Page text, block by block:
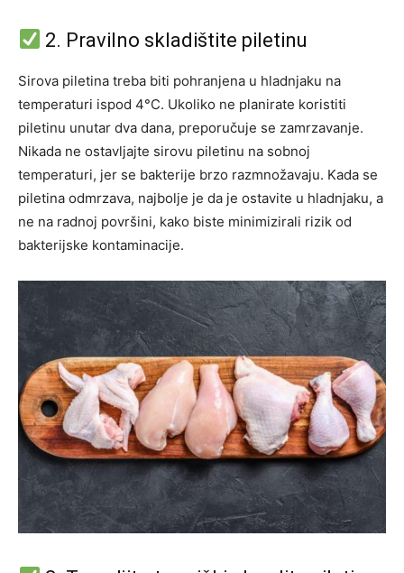
2. Pravilno skladištite piletinu
Sirova piletina treba biti pohranjena u hladnjaku na
temperaturi ispod 4°C. Ukoliko ne planirate koristiti
piletinu unutar dva dana, preporučuje se zamrzavanje.
Nikada ne ostavljajte sirovu piletinu na sobnoj
temperaturi, jer se bakterije brzo razmnožavaju. Kada se
piletina odmrzava, najbolje je da je ostavite u hladnjaku, a
ne na radnoj površini, kako biste minimizirali rizik od
bakterijske kontaminacije.